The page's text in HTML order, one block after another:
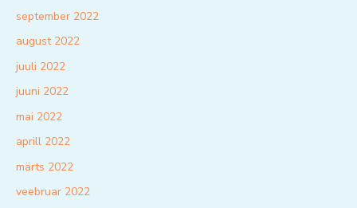
september 2022
august 2022
juuli 2022
juuni 2022
mai 2022
aprill 2022
märts 2022
veebruar 2022